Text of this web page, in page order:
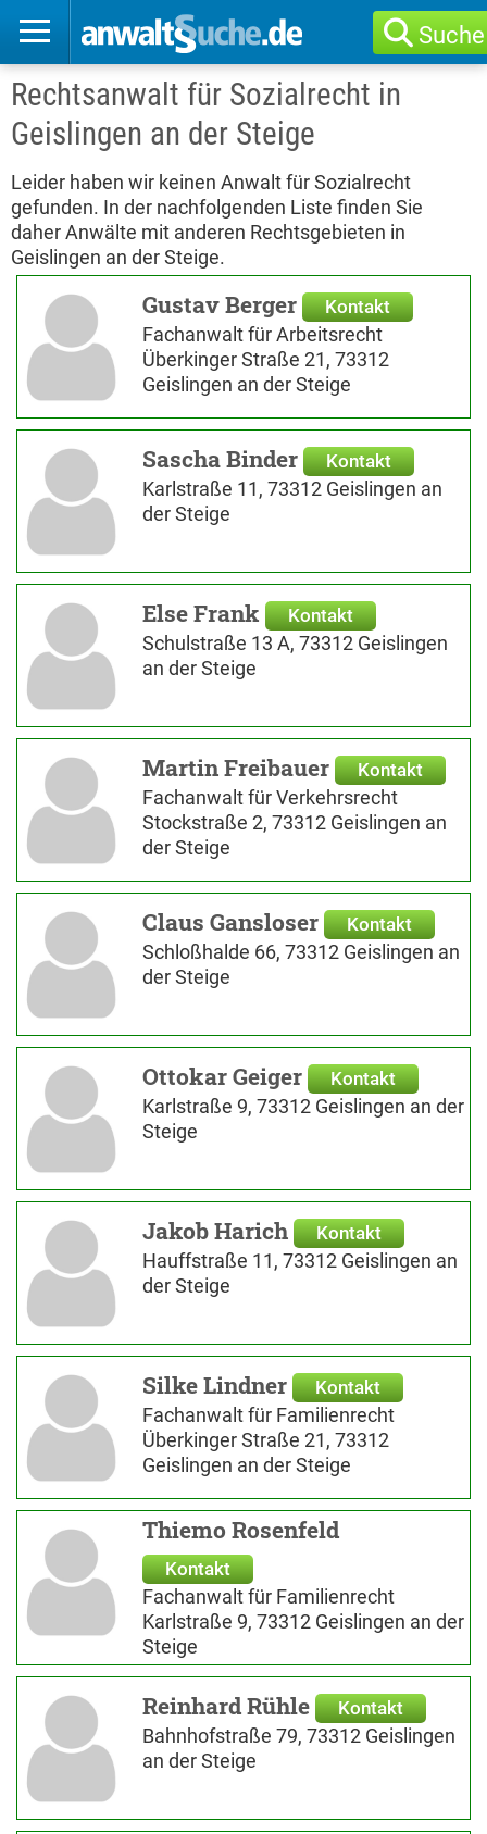
Suche
Rechtsanwalt für Sozialrecht in
Geislingen an der Steige
Leider haben wir keinen Anwalt für Sozialrecht
gefunden. In der nachfolgenden Liste finden Sie
daher Anwälte mit anderen Rechtsgebieten in
Geislingen an der Steige.
Gustav Berger Kontakt
Fachanwalt für Arbeitsrecht
Überkinger Straße 21, 73312
Geislingen an der Steige
Sascha Binder Kontakt
Karlstraße 11, 73312 Geislingen an
der Steige
Else Frank Kontakt
Schulstraße 13 A, 73312 Geislingen
an der Steige
Martin Freibauer Kontakt
Fachanwalt für Verkehrsrecht
Stockstraße 2, 73312 Geislingen an
der Steige
Claus Gansloser Kontakt
Schloßhalde 66, 73312 Geislingen an
der Steige
Ottokar Geiger Kontakt
Karlstraße 9, 73312 Geislingen an der
Steige
Jakob Harich Kontakt
Hauffstraße 11, 73312 Geislingen an
der Steige
Silke Lindner Kontakt
Fachanwalt für Familienrecht
Überkinger Straße 21, 73312
Geislingen an der Steige
Thiemo Rosenfeld
Kontakt
Fachanwalt für Familienrecht
Karlstraße 9, 73312 Geislingen an der
Steige
Reinhard Rühle Kontakt
Bahnhofstraße 79, 73312 Geislingen
an der Steige